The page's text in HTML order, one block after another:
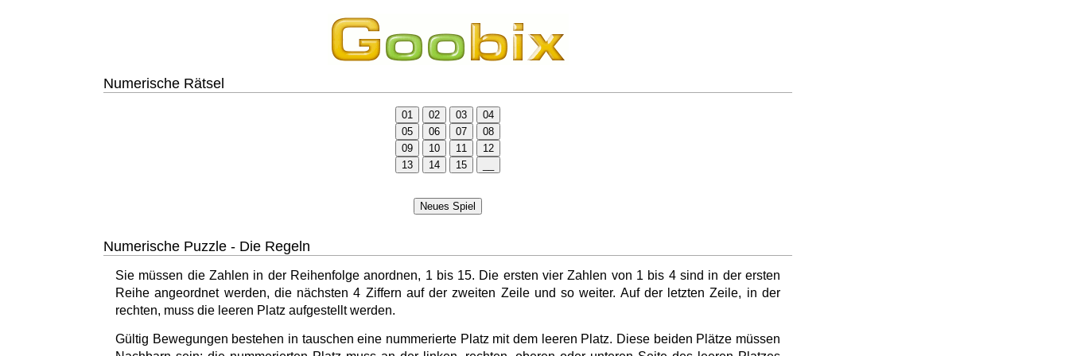
Numerische Rätsel
Numerische Puzzle - Die Regeln
Sie müssen die Zahlen in der Reihenfolge anordnen, 1 bis 15. Die ersten vier Zahlen von 1 bis 4 sind in der ersten
Reihe angeordnet werden, die nächsten 4 Ziffern auf der zweiten Zeile und so weiter. Auf der letzten Zeile, in der
rechten, muss die leeren Platz aufgestellt werden.
Gültig Bewegungen bestehen in tauschen eine nummerierte Platz mit dem leeren Platz. Diese beiden Plätze müssen